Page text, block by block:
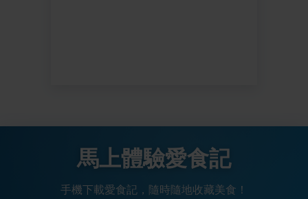
馬上體驗愛食記
手機下載愛食記，隨時隨地收藏美食！